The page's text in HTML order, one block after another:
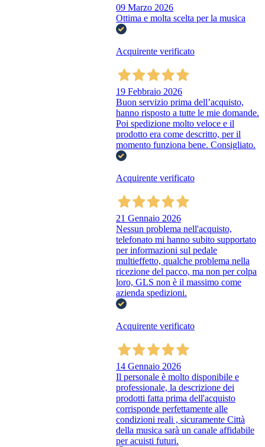
09 Marzo 2026
Ottima e molta scelta per la musica
Acquirente verificato
19 Febbraio 2026
Buon servizio prima dell’acquisto,
hanno risposto a tutte le mie domande.
Poi spedizione molto veloce e il
prodotto era come descritto, per il
momento funziona bene. Consigliato.
Acquirente verificato
21 Gennaio 2026
Nessun problema nell'acquisto,
telefonato mi hanno subito supportato
per informazioni sul pedale
multieffetto, qualche problema nella
ricezione del pacco, ma non per colpa
loro, GLS non è il massimo come
azienda spedizioni.
Acquirente verificato
14 Gennaio 2026
Il personale è molto disponibile e
professionale, la descrizione dei
prodotti fatta prima dell'acquisto
corrisponde perfettamente alle
condizioni reali , sicuramente Città
della musica sarà un canale affidabile
per acuisti futuri.